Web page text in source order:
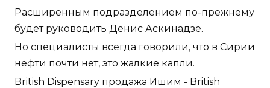
Расширенным подразделением по-прежнему
будет руководить Денис Аскинадзе.
Но специалисты всегда говорили, что в Сирии
нефти почти нет, это жалкие капли.
British Dispensary продажа Ишим - British